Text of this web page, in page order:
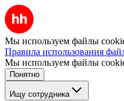
Мы используем файлы
Правила использования
Мы используем файлы
Понятно
Ищу сотрудника